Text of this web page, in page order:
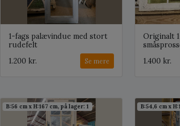
1-fags palævindue med stort
rudefelt
1.200 kr.
Se mere
Originalt
1.400 kr.
B:56 cm x H:167 cm, på lager: 1 B:54,6 cm x